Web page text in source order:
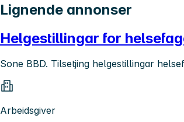
Lignende annonser
Helgestillingar for
Sone BBD. Tilsetjing helgestillingar
Arbeidsgiver